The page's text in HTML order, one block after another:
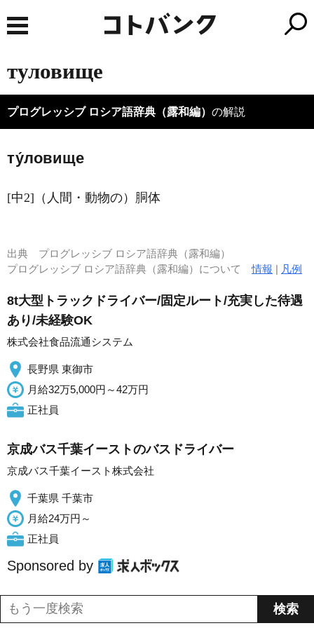
туловище
プログレッシブ ロシア語辞典（露和編） の解説
ту́ловище
[中2]（人間・動物の）胴体
出典 プログレッシブ ロシア語辞典（露和編）
プログレッシブ ロシア語辞典（露和編）について情報 | 凡例
8t大型トラックドライバー/固定ルート/充実した待遇
あり/未経験OK
株式会社食品流通システム
長野県 東御市
月給32万5,000円～42万円
正社員
京成バス千葉イーストのバスドライバー
京成バス千葉イースト株式会社
千葉県 千葉市
月給24万円～
正社員
Sponsored by